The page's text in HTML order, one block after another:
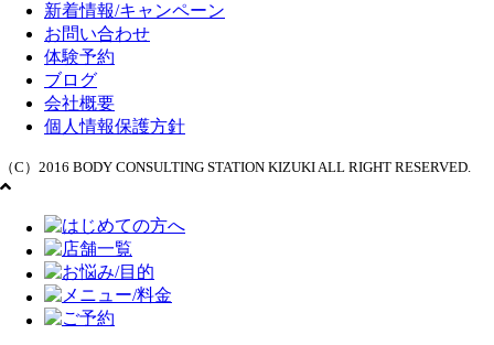
新着情報/キャンペーン
お問い合わせ
体験予約
ブログ
会社概要
個人情報保護方針
（C）2016 BODY CONSULTING STATION KIZUKI ALL RIGHT RESERVED.